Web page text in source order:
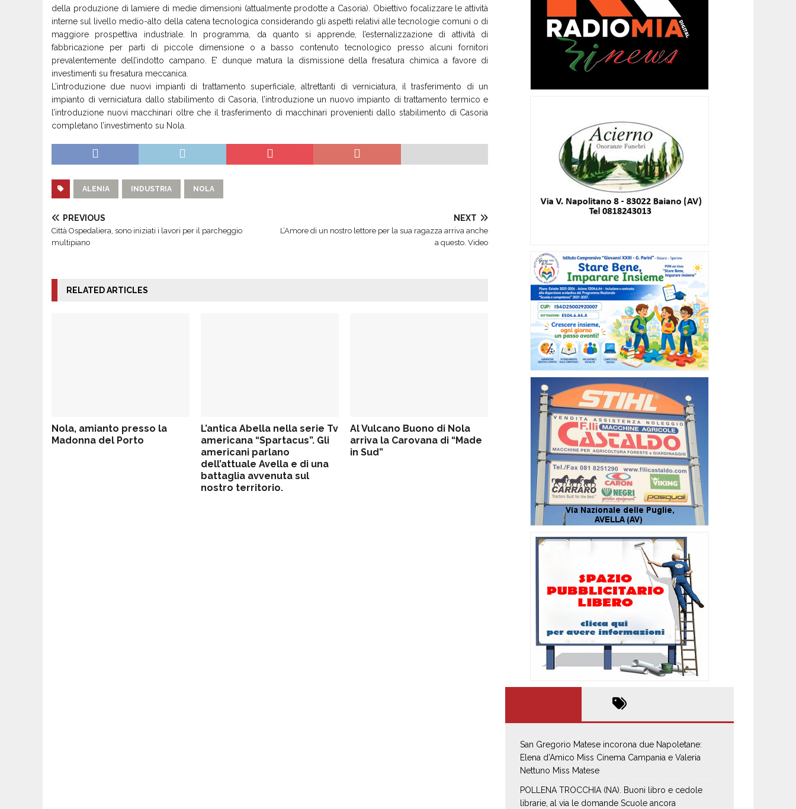
della produzione di lamiere di medie dimensioni (attualmente prodotte a Casoria). Obiettivo focalizzare le attività
interne sul livello medio-alto della catena tecnologica considerando gli aspetti relativi alle tecnologie comuni o di
maggiore prospettiva industriale. In programma, da quanto si apprende, l’esternalizzazione di attività di
fabbricazione per parti di piccole dimensione o a basso contenuto tecnologico presso alcuni fornitori
prevalentemente dell’indotto campano. E’ dunque matura la dismissione della fresatura chimica a favore di
investimenti su fresatura meccanica.
L’introduzione due nuovi impianti di trattamento superficiale, altrettanti di verniciatura, il trasferimento di un
impianto di verniciatura dallo stabilimento di Casoria, l’introduzione un nuovo impianto di trattamento termico e
l’introduzione nuovi macchinari oltre che il trasferimento di macchinari provenienti dallo stabilimento di Casoria
completano l’investimento su Nola.
ALENIA INDUSTRIA NOLA
PREVIOUS
Città Ospedaliera, sono iniziati i lavori per il parcheggio
multipiano
NEXT
L’Amore di un nostro lettore per la sua ragazza arriva anche
a questo. Video
RELATED ARTICLES
Nola, amianto presso la
Madonna del Porto
L’antica Abella nella serie Tv
americana “Spartacus”. Gli
americani parlano
dell’attuale Avella e di una
battaglia avvenuta sul
nostro territorio.
Al Vulcano Buono di Nola
arriva la Carovana di “Made
in Sud”
San Gregorio Matese incorona due Napoletane:
Elena d’Amico Miss Cinema Campania e Valeria
Nettuno Miss Matese
POLLENA TROCCHIA (NA). Buoni libro e cedole
librarie, al via le domande Scuole ancora